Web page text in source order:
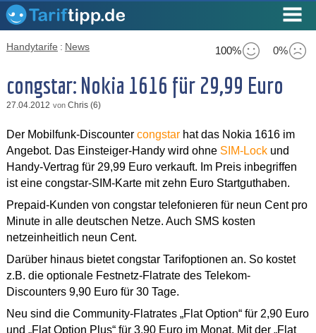
100% 0%
Handytarife : News
congstar: Nokia 1616 für 29,99 Euro
27.04.2012 von Chris (6)
Der Mobilfunk-Discounter congstar hat das Nokia 1616 im
Angebot. Das Einsteiger-Handy wird ohne SIM-Lockund
Handy-Vertrag für 29,99 Euro verkauft. Im Preis inbegriffen
ist eine congstar-SIM-Karte mit zehn Euro Startguthaben.
Prepaid-Kunden von congstar telefonieren für neun Cent pro
Minute in alle deutschen Netze. Auch SMS kosten
netzeinheitlich neun Cent.
Darüber hinaus bietet congstar Tarifoptionen an. So kostet
z.B. die optionale Festnetz-Flatrate des Telekom-
Discounters 9,90 Euro für 30 Tage.
Neu sind die Community-Flatrates „Flat Option“ für 2,90 Euro
und „Flat Option Plus“ für 3,90 Euro im Monat. Mit der „Flat